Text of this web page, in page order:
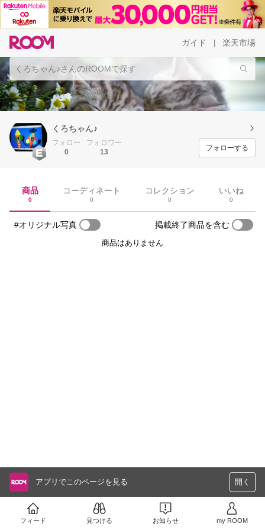
ガイド 楽天市場
くろちゃん♪
フォロー
0
フォロワー
13
フォローする
商品
0
コーディネート
0
コレクション
0
いいね
0
#オリジナル写真 掲載終了商品を含む
商品はありません
アプリでこのページを見る 開く
フィード 見つける お知らせ my ROOM